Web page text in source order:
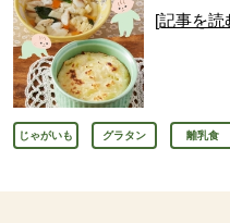
[記事を読
じゃがいも グラタン 離乳食